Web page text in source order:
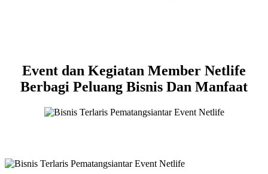
Event dan Kegiatan Member Netlife
Berbagi Peluang Bisnis Dan Manfaat